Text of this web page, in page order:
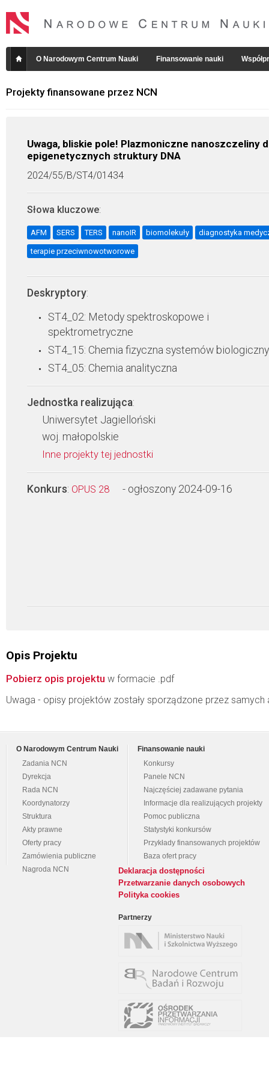
O Narodowym Centrum Nauki Finansowanie nauki
Projekty finansowane przez NCN
Uwaga, bliskie pole! Plazmoniczne nanoszczeliny
epigenetycznych struktury DNA
2024/55/B/ST4/01434
Słowa kluczowe:
AFM SERS TERS nanoIR biomolekuły diagnostyka
terapie przeciwnowotworowe
Deskryptory:
ST4_02: Metody spektroskopowe i
spektrometryczne
ST4_15: Chemia fizyczna systemów
ST4_05: Chemia analityczna
Jednostka realizująca:
Uniwersytet Jagielloński
woj. małopolskie
Inne projekty tej jednostki
Konkurs: OPUS 28 - ogłoszony 2024-09-16
Opis Projektu
Pobierz opis projektu w formacie .pdf
Uwaga - opisy projektów zostały sporządzone przez
O Narodowym Centrum Nauki
Zadania NCN
Dyrekcja
Rada NCN
Koordynatorzy
Struktura
Akty prawne
Oferty pracy
Zamówienia publiczne
Nagroda NCN
Finansowanie nauki
Konkursy
Panele NCN
Najczęściej zadawane pytania
Informacje dla realizujących projekty
Pomoc publiczna
Statystyki konkursów
Przykłady finansowanych projektów
Baza ofert pracy
Deklaracja dostępności
Przetwarzanie danych osobowych
Polityka cookies
Partnerzy